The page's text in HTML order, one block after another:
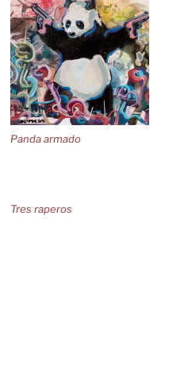
Panda armado
Tres raperos